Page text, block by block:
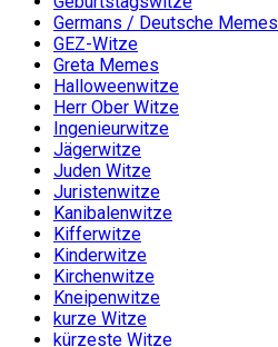
Germans / Deutsche Memes
GEZ-Witze
Greta Memes
Halloweenwitze
Herr Ober Witze
Ingenieurwitze
Jägerwitze
Juden Witze
Juristenwitze
Kanibalenwitze
Kifferwitze
Kinderwitze
Kirchenwitze
Kneipenwitze
kurze Witze
kürzeste Witze